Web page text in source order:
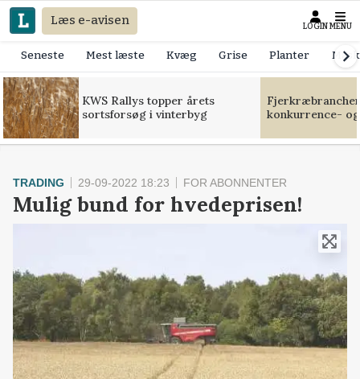
Læs e-avisen LOGIN MENU
Seneste Mest læste Kvæg Grise Planter
KWS Rallys topper årets
sortsforsøg i vinterbyg
konkurrence-
TRADING 29-09-2022 18:23 FOR ABONNENTER
Mulig bund for hvedeprisen!